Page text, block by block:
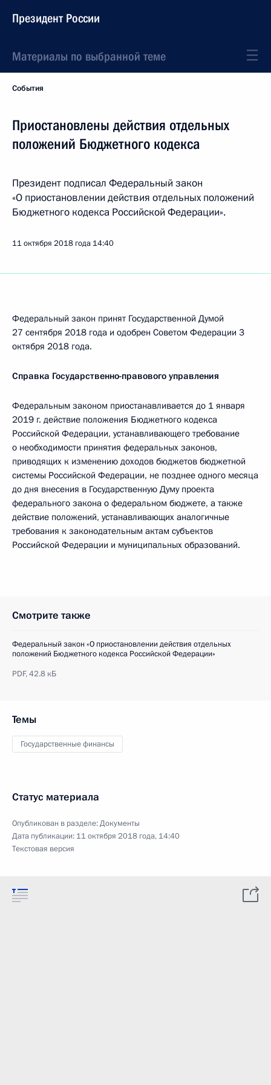
Президент России
Материалы по выбранной теме
События
Приостановлены действия отдельных
положений Бюджетного кодекса
Президент подписал Федеральный закон
«О приостановлении действия отдельных положений
Бюджетного кодекса Российской Федерации».
11 октября 2018 года 14:40
Федеральный закон принят Государственной Думой
27 сентября 2018 года и одобрен Советом Федерации 3
октября 2018 года.
Справка Государственно-правового управления
Федеральным законом приостанавливается до 1 января
2019 г. действие положения Бюджетного кодекса
Российской Федерации, устанавливающего требование
о необходимости принятия федеральных законов,
приводящих к изменению доходов бюджетов бюджетной
системы Российской Федерации, не позднее одного месяца
до дня внесения в Государственную Думу проекта
федерального закона о федеральном бюджете, а также
действие положений, устанавливающих аналогичные
требования к законодательным актам субъектов
Российской Федерации и муниципальных образований.
Смотрите также
Федеральный закон «О приостановлении действия отдельных
положений Бюджетного кодекса Российской Федерации»
PDF,42.8 кБ
Темы
Государственные финансы
Статус материала
Опубликован в разделе:Документы
Дата публикации: 11 октября 2018 года, 14:40
Текстовая версия